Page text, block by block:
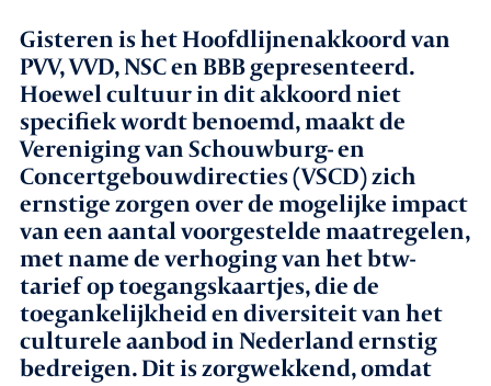
Lid worden
Agenda
Leden
Nieuws
In gesprek met leden
Vacatures
Gisteren is het Hoofdlijnenakkoord van
PVV, VVD, NSC en BBB gepresenteerd.
Hoewel cultuur in dit akkoord niet
specifiek wordt benoemd, maakt de
Vereniging van Schouwburg- en
Concertgebouwdirecties (VSCD) zich
ernstige zorgen over de mogelijke impact
van een aantal voorgestelde maatregelen,
met name de verhoging van het btw-
tarief op toegangskaartjes, die de
toegankelijkheid en diversiteit van het
culturele aanbod in Nederland ernstig
bedreigen. Dit is zorgwekkend, omdat